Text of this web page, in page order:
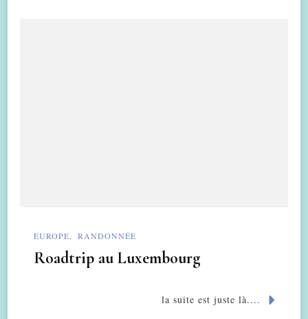
EUROPE RANDONNÉE
Roadtrip au Luxembourg
la suite est juste là....